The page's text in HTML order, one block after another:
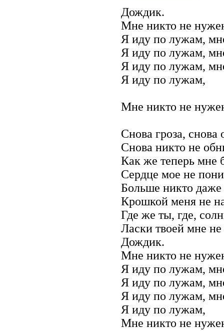
Дождик.
Мне никто не
Я иду по лужам,
Я иду по лужам,
Я иду по лужам,
Я иду по лужам,
Мне никто не
Снова гроза, снова
Снова никто не
Как же теперь мне
Сердце мое не
Больше никто даже
Крошкой меня не
Где же ты, где,
Ласки твоей мне не
Дождик.
Мне никто не
Я иду по лужам,
Я иду по лужам,
Я иду по лужам,
Я иду по лужам,
Мне никто не